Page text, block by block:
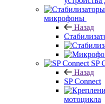
микрофоны
Назад
SP
Назад
SP Connect
мотоцикла